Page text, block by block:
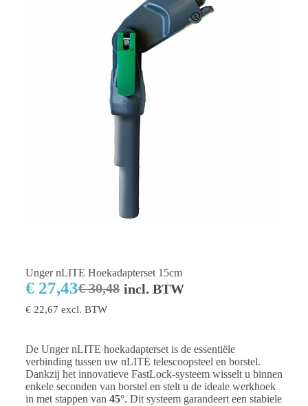
Unger nLITE Hoekadapterset 15cm
€30,48
€27,43 incl. BTW
€22,67 excl. BTW
De Unger nLITE hoekadapterset is de essentiële
verbinding tussen uw nLITE telescoopsteel en borstel.
Dankzij het innovatieve FastLock-systeem wisselt u binnen
enkele seconden van borstel en stelt u de ideale werkhoek
in met stappen van 45°. Dit systeem garandeert een stabiele